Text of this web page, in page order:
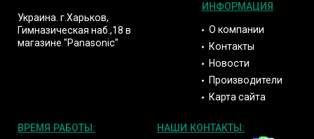
Украина. г.Харьков,
Гимназическая наб.,18 в
магазине "Panasonic"
ИНФОРМАЦИЯ
О компании
Контакты
Новости
Производители
Карта сайта
ВРЕМЯ РАБОТЫ: НАШИ КОНТАКТЫ: